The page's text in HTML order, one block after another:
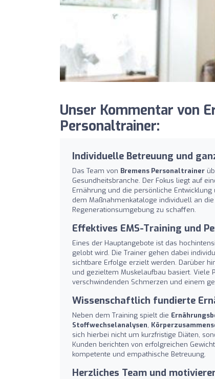
Unser Kommentar von
Personaltrainer:
Individuelle Betreuung und
Das Team von Bremens Personaltrainer
Gesundheitsbranche. Der Fokus liegt auf
Ernährung und die persönliche
dem Maßnahmenkataloge individuell an
Regenerationsumgebung zu schaffen.
Effektives EMS-Training und
Eines der Hauptangebote ist das
gelobt wird. Die Trainer gehen dabei
sichtbare Erfolge erzielt werden. Darüber
und gezieltem Muskelaufbau basiert. Viele
verschwindenden Schmerzen und einem
Wissenschaftlich fundierte
Neben dem Training spielt die
Stoffwechselanalysen,
sich hierbei nicht um kurzfristige Diäten,
Kunden berichten von erfolgreichen
kompetente und empathische Betreuung.
Herzliches Team und